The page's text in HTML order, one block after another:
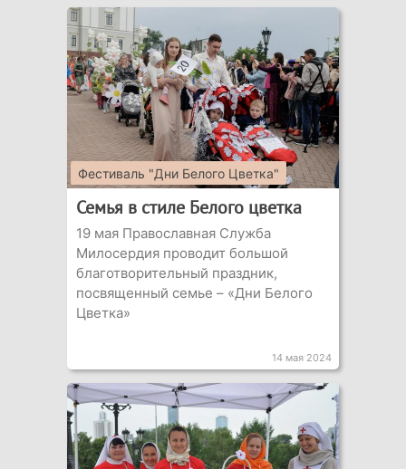
Фестиваль "Дни Белого Цветка"
Семья в стиле Белого цветка
19 мая Православная Служба
Милосердия проводит большой
благотворительный праздник,
посвященный семье – «Дни Белого
Цветка»
14 мая 2024